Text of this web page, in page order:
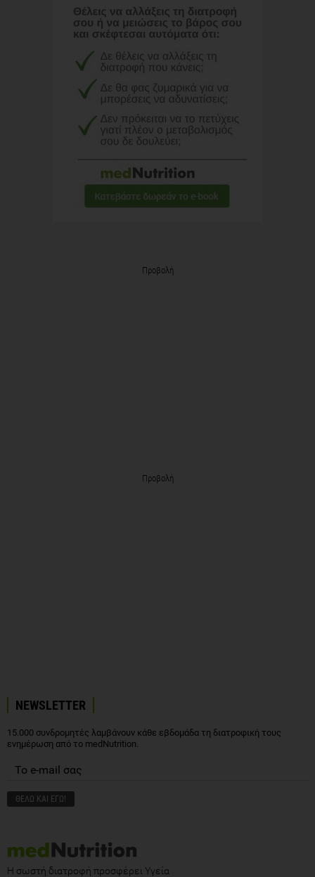
Προβολή
Προβολή
NEWSLETTER
15.000 συνδρομητές λαμβάνουν κάθε εβδομάδα τη διατροφική τους
ενημέρωση από το medNutrition.
Η σωστή διατροφή προσφέρει Υγεία